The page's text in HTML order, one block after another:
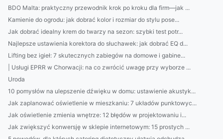
BDO Malta: praktyczny przewodnik krok po kroku dla firm—jak ...
Kamienie do ogrodu: jak dobrać kolor i rozmiar do stylu pose...
Jak dobrać idealny krem do twarzy na sezon: szybki test potr...
Najlepsze ustawienia korektora do słuchawek: jak dobrać EQ d...
Lifting bez igieł: 7 skutecznych zabiegów na domowe i gabine...
| Usługi EPRR w Chorwacji: na co zwrócić uwagę przy wyborze ...
Uroda
10 pomysłów na ulepszenie dźwięku w domu: ustawienie akustyk...
Jak zaplanować oświetlenie w mieszkaniu: 7 układów punktowyc...
Jak oświetlenie zmienia wnętrze: 12 błędów w projektowaniu i...
Jak zwiększyć konwersję w sklepie internetowym: 15 prostych ...